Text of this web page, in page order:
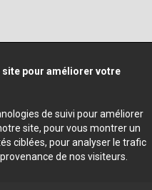
pour améliorer votre
de suivi pour améliorer
site, pour vous montrer un
ciblées, pour analyser le trafic
de nos visiteurs.